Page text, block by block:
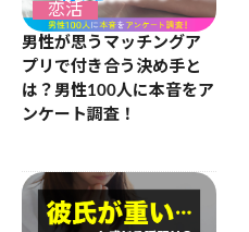
恋活
男性が思うマッチングア
プリで付き合う決め手と
は？男性100人に本音をア
ンケート調査！